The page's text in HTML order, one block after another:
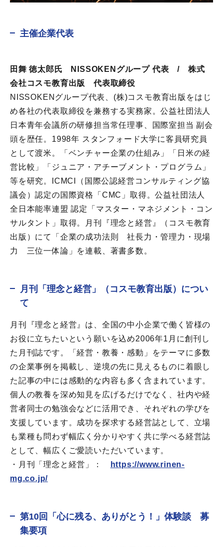
主催企業代表
田舞 徳太郎氏 NISSOKENグループ 代表 / 株式
会社コスモ教育出版 代表取締役
NISSOKENグループ代表、(株)コスモ教育出版をはじ
め各社の代表取締役を兼務する実務家。公益社団法人
日本青年会議所の研修担当常任理事、国際室担当 副会
頭を歴任。1998年 スタンフォード大学に客員研究員
として渡米。「ベンチャー企業の仕組み」「日米の経
営比較」「ジュニア・アチーブメント・プログラム」
等を研究。ICMCI（国際公認経営コンサルティング協
議会）認定の国際資格「CMC」取得。公益社団法人
全日本能率連盟 認定「マスター・マネジメント・コン
サルタント」取得。月刊『理念と経営』（コスモ教育
出版）にて「企業の成功法則 社長力・管理力・現場
力 三位一体論」を連載、著書多数。
月刊「理念と経営」（コスモ教育出版）につい
て
月刊『理念と経営』は、全国の中小企業で働く皆様の
お役に立ちたいという願いを込め2006年1月に創刊し
た月刊誌です。「経営・教養・感動」をテーマに多数
の企業事例を掲載し、逆境の先に見えるものに着眼し
た記事の中には感動的な内容も多く含まれています。
個人の教養を深め知見を広げるだけでなく、社内や経
営者同士の勉強会などに活用でき、それぞれの学びを
支援しています。成功を探求する経営誌として、立場
も業種も問わず幅広く分かりやすく共に学べる経営誌
として、幅広くご愛読いただいています。
・月刊「理念と経営」：
https://www.rinen-
mg.co.jp/
第10回「心に残る、ありがとう！」体験談 募
集要項